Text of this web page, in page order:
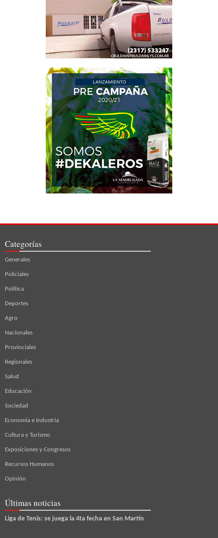
Categorías
Generales
Policiales
Política
Deportes
Agro
Nacionales
Provinciales
Regionales
Salud
Educación
Sociedad
Economía e Industria
Cultura y Turismo
Exposiciones y Congresos
Recursos Humanos
Opinión
Últimas noticias
Liga de Tenis: se juega la 4ta fecha en San Martín